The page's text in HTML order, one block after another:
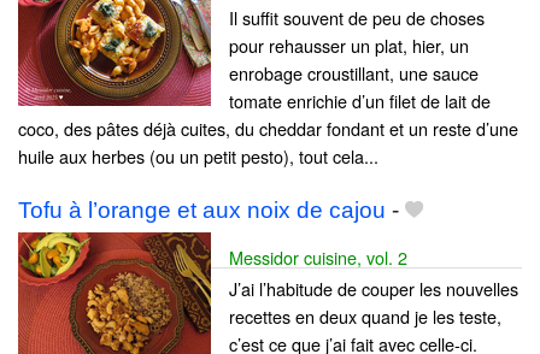
Il suffit souvent de peu de choses
pour rehausser un plat, hier, un
enrobage croustillant, une sauce
tomate enrichie d’un filet de lait de
coco, des pâtes déjà cuites, du cheddar fondant et un reste d’une
huile aux herbes (ou un petit pesto), tout cela...
Tofu à l’orange et aux noix de cajou -
Messidor cuisine, vol. 2
J’ai l’habitude de couper les nouvelles
recettes en deux quand je les teste,
c’est ce que j’ai fait avec celle-ci.